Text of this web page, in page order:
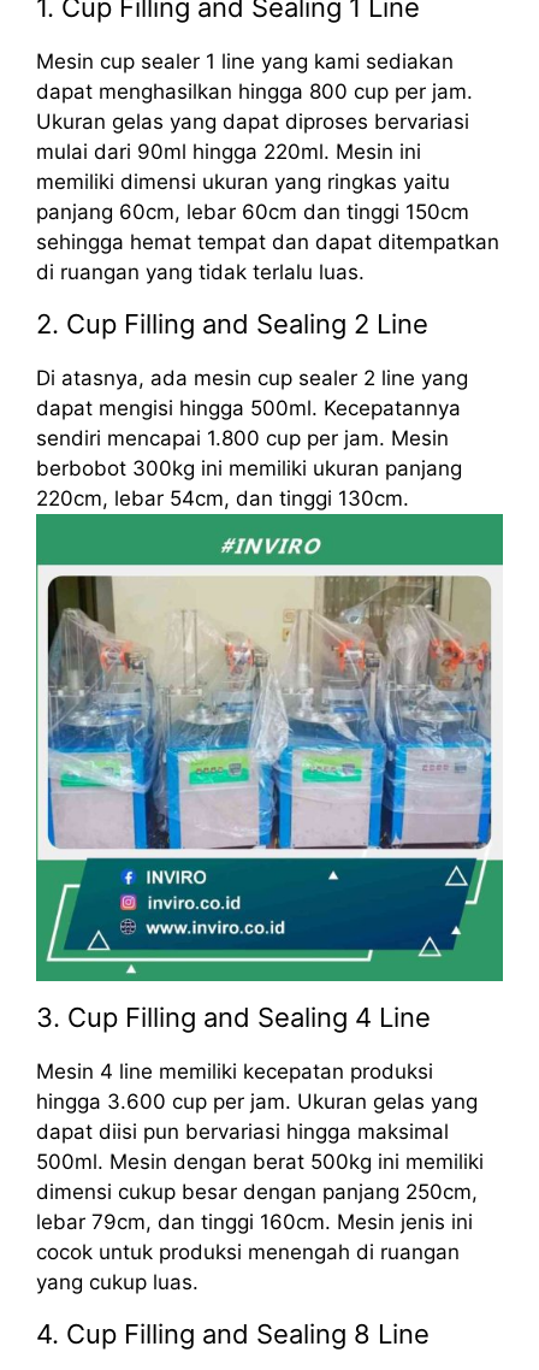
1. Cup Filling and Sealing 1 Line
Mesin cup sealer 1 line yang kami sediakan
dapat menghasilkan hingga 800 cup per jam.
Ukuran gelas yang dapat diproses bervariasi
mulai dari 90ml hingga 220ml. Mesin ini
memiliki dimensi ukuran yang ringkas yaitu
panjang 60cm, lebar 60cm dan tinggi 150cm
sehingga hemat tempat dan dapat ditempatkan
di ruangan yang tidak terlalu luas.
2. Cup Filling and Sealing 2 Line
Di atasnya, ada mesin cup sealer 2 line yang
dapat mengisi hingga 500ml. Kecepatannya
sendiri mencapai 1.800 cup per jam. Mesin
berbobot 300kg ini memiliki ukuran panjang
220cm, lebar 54cm, dan tinggi 130cm.
3. Cup Filling and Sealing 4 Line
Mesin 4 line memiliki kecepatan produksi
hingga 3.600 cup per jam. Ukuran gelas yang
dapat diisi pun bervariasi hingga maksimal
500ml. Mesin dengan berat 500kg ini memiliki
dimensi cukup besar dengan panjang 250cm,
lebar 79cm, dan tinggi 160cm. Mesin jenis ini
cocok untuk produksi menengah di ruangan
yang cukup luas.
4. Cup Filling and Sealing 8 Line